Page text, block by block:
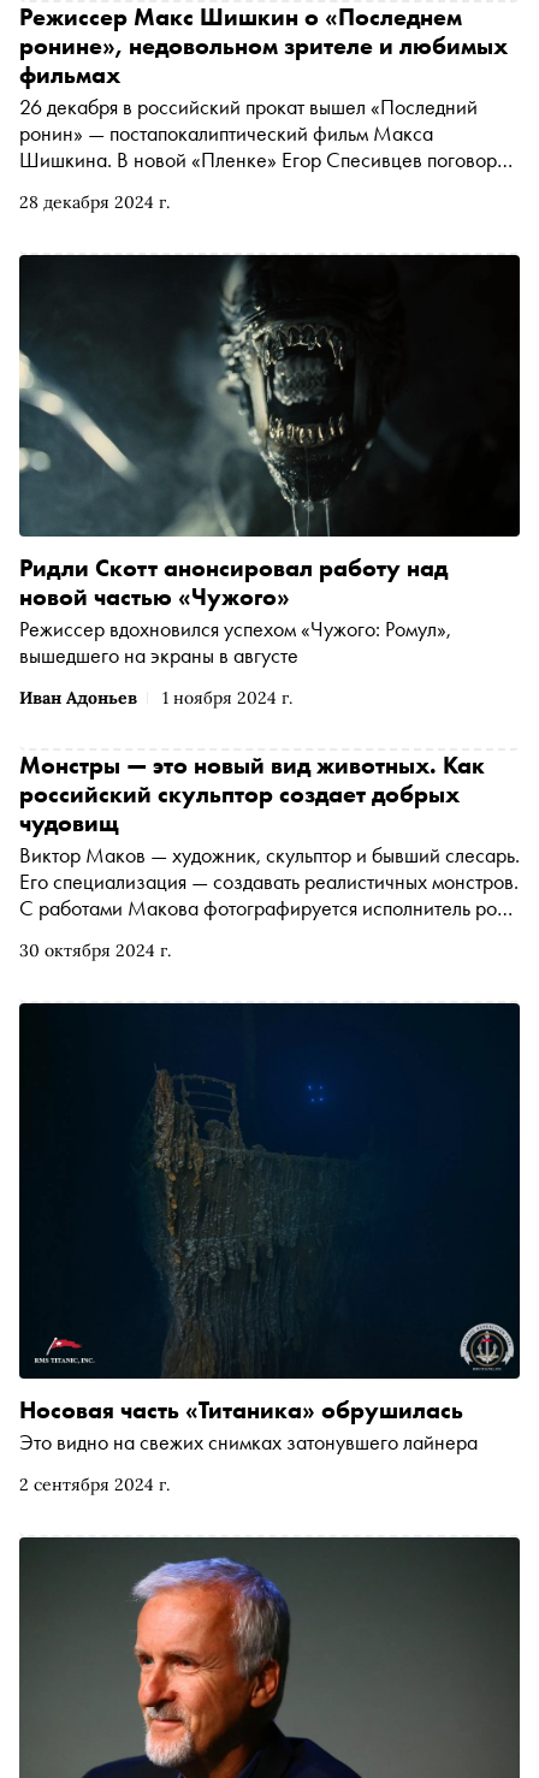
28 декабря 2024 г.
Режиссер Макс Шишкин о «Последнем
ронине», недовольном зрителе и любимых
фильмах
26 декабря в российский прокат вышел «Последний
ронин» — постапокалиптический фильм Макса
Шишкина. В новой «Пленке» Егор Спесивцев поговорил
картиной, недовольном зрителе и «Гарри Поттере»
Иван Адоньев 1 ноября 2024 г.
Ридли Скотт анонсировал работу над
новой частью «Чужого»
Режиссер вдохновился успехом «Чужого: Ромул»,
вышедшего на экраны в августе
30 октября 2024 г.
Монстры — это новый вид животных. Как
российский скульптор создает добрых
чудовищ
Виктор Маков — художник, скульптор и бывший слесарь.
Его специализация — создавать реалистичных монстров.
С работами Макова фотографируется исполнитель роли
российские кинематографисты заказывают
преддверии Хэллоуина художник рассказал «Снобу»,
вдохновляется и почему даже самого отвратительного
монстра он считает красивым
2 сентября 2024 г.
Носовая часть «Титаника» обрушилась
Это видно на свежих снимках затонувшего лайнера